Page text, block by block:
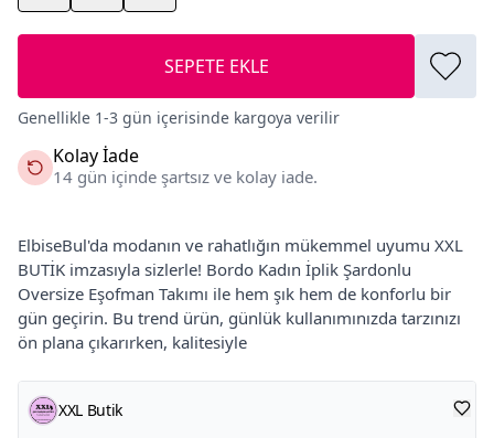
SEPETE EKLE
Genellikle 1-3 gün içerisinde kargoya verilir
Kolay İade
14 gün içinde şartsız ve kolay iade.
ElbiseBul'da modanın ve rahatlığın mükemmel uyumu XXL
BUTİK imzasıyla sizlerle! Bordo Kadın İplik Şardonlu
Oversize Eşofman Takımı ile hem şık hem de konforlu bir
gün geçirin. Bu trend ürün, günlük kullanımınızda tarzınızı
ön plana çıkarırken, kalitesiyle
XXL Butik